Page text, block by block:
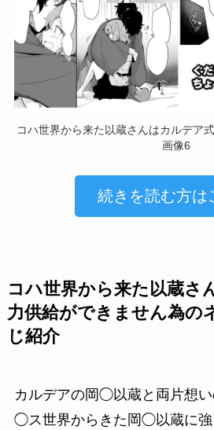
コハ世界から来た以蔵さんはカルデア
画像6
続きを読む方は
コハ世界から来た以蔵さ
力供給ができません為の
じ紹介
カルデアの岡◯以蔵と両片想
◯ス世界からきた岡◯以蔵に強